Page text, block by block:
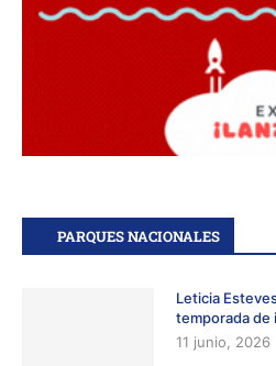
PARQUES NACIONALES
Leticia
temporada de
11 junio, 2026